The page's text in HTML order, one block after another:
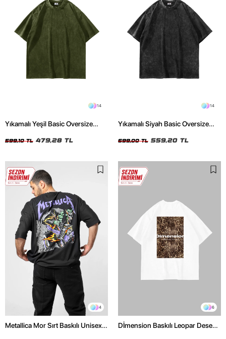
14
Yıkamalı Yeşil Basic Oversize
599,10 TL 479,28 TL
14
Yıkamalı Siyah Basic Oversize
699,00 TL 559,20 TL
4
Metallica Mor Sırt Baskılı Unisex
6
Dİmension Baskılı Leopar Desenli